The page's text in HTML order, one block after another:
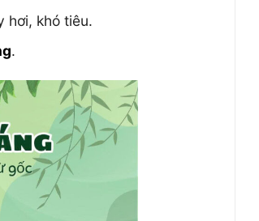
hơi, khó tiêu.
.